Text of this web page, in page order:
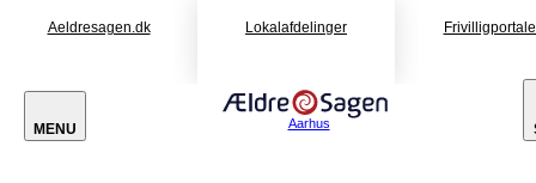
Aeldresagen.dk Lokalafdelinger
MENU Aarhus